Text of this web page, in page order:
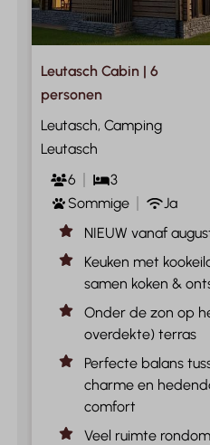
Leutasch Cabin | 6
personen
Leutasch, Camping
Leutasch
6
3
Sommige
Ja
NIEUW vanaf
Keuken met
samen koken &
Onder de zon op
overdekte) terras
Perfecte balans
charme en
comfort
Veel ruimte